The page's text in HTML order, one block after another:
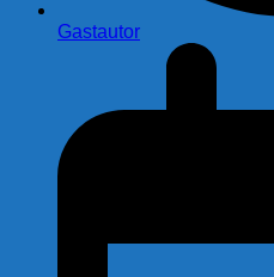
Gastautor